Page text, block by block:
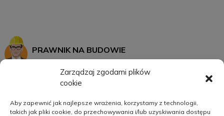
Zarządzaj zgodami plików
cookie
Aby zapewnić jak najlepsze wrażenia, korzystamy z technologii,
takich jak pliki cookie, do przechowywania i/lub uzyskiwania dostępu
PRAWNIK NA BUDOWIE
SZKOLENIA
REGULAMIN